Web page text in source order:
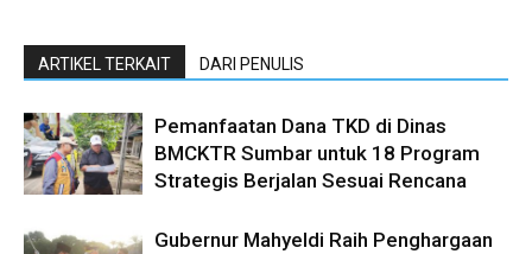
ARTIKEL TERKAIT DARI PENULIS
Pemanfaatan Dana TKD di Dinas
BMCKTR Sumbar untuk 18 Program
Strategis Berjalan Sesuai Rencana
Gubernur Mahyeldi Raih Penghargaan